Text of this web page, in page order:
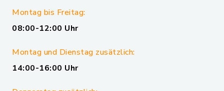
Montag bis Freitag:
08:00-12:00 Uhr
Montag und Dienstag zusätzlich:
14:00-16:00 Uhr